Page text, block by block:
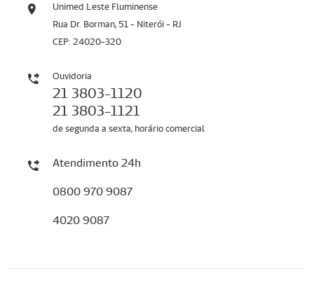
Unimed Leste Fluminense
Rua Dr. Borman, 51 - Niterói - RJ
CEP: 24020-320
Ouvidoria
21 3803-1120
21 3803-1121
de segunda a sexta, horário comercial
Atendimento 24h
0800 970 9087
4020 9087